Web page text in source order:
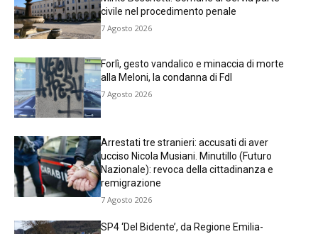
civile nel procedimento penale
7 Agosto 2026
Forlì, gesto vandalico e minaccia di morte
alla Meloni, la condanna di FdI
7 Agosto 2026
Arrestati tre stranieri: accusati di aver
ucciso Nicola Musiani. Minutillo (Futuro
Nazionale): revoca della cittadinanza e
remigrazione
7 Agosto 2026
SP4 ‘Del Bidente’, da Regione Emilia-